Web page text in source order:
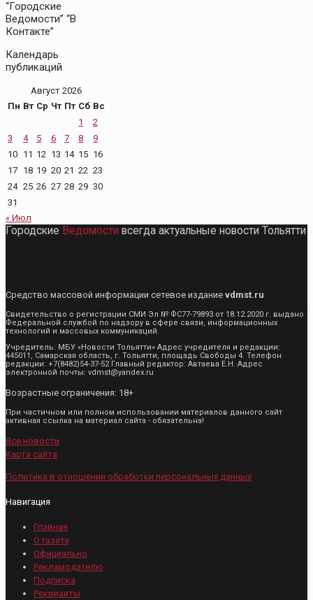
“Городские
Ведомости” “В
Контакте”
Календарь
публикаций
Август 2026
Пн Вт Ср Чт Пт Сб Вс
1
2
3
4 5 6 7 8
9
10 11 12 13 14 15 16
17 18 19 20 21 22 23
24 25 26 27 28 29 30
31
« Июл
Городские Ведомости всегда актуальные новости Тольятти
Средство массовой информации сетевое издание vdmst.ru
Свидетельство о регистрации СМИ Эл № ФС77-79893 от 18.12.2020 г. выдано
Федеральной службой по надзору в сфере связи, информационных
технологий и массовых коммуникаций.
Учредитель: МБУ «Новости Тольятти» Адрес учредителя и редакции:
445011, Самарская область, г. Тольятти, площадь Свободы 4. Телефон
редакции: +7(8482)54-37-52 Главный редактор: Автаева Е.Н. Адрес
электронной почты: vdmst@yandex.ru
Возрастные ограничения: 18+
При частичном или полном использовании материалов данного сайт
активная ссылка на материал сайта - обязательна!
Все новости
Карта сайта
Политика в отношении обработки персональных данных
Навигация
Главная
О газете
Официально
Рекламодателю
Подписка
Реквизиты